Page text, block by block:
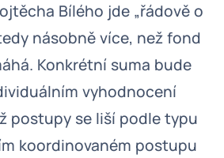
Bílého jde „řádově o
násobně více, než fond
Konkrétní suma bude
vyhodnocení
postupy se liší podle typu
koordinovaném postupu